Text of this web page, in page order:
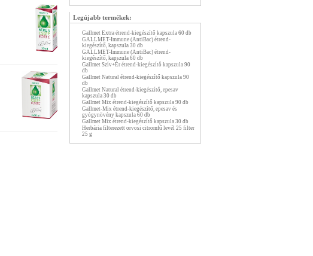
Legújabb termékek:
Gallmet Extra étrend-kiegészítő kapszula 60 db
GALLMET-Immune (AntiBac) étrend-
kiegészítő, kapszula 30 db
GALLMET-Immune (AntiBac) étrend-
kiegészítő, kapszula 60 db
Gallmet Szív+Ér étrend-kiegészítő kapszula 90
db
Gallmet Natural étrend-kiegészítő kapszula 90
db
Gallmet Natural étrend-kiegészítő, epesav
kapszula 30 db
Gallmet Mix étrend-kiegészítő kapszula 90 db
Gallmet-Mix étrend-kiegészítő, epesav és
gyógynövény kapszula 60 db
Gallmet Mix étrend-kiegészítő kapszula 30 db
Herbária filterezett orvosi citromfű levél 25 filter
25 g